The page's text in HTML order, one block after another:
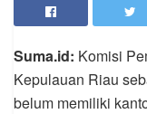
Suma.id: Komisi
Kepulauan Riau
belum memiliki